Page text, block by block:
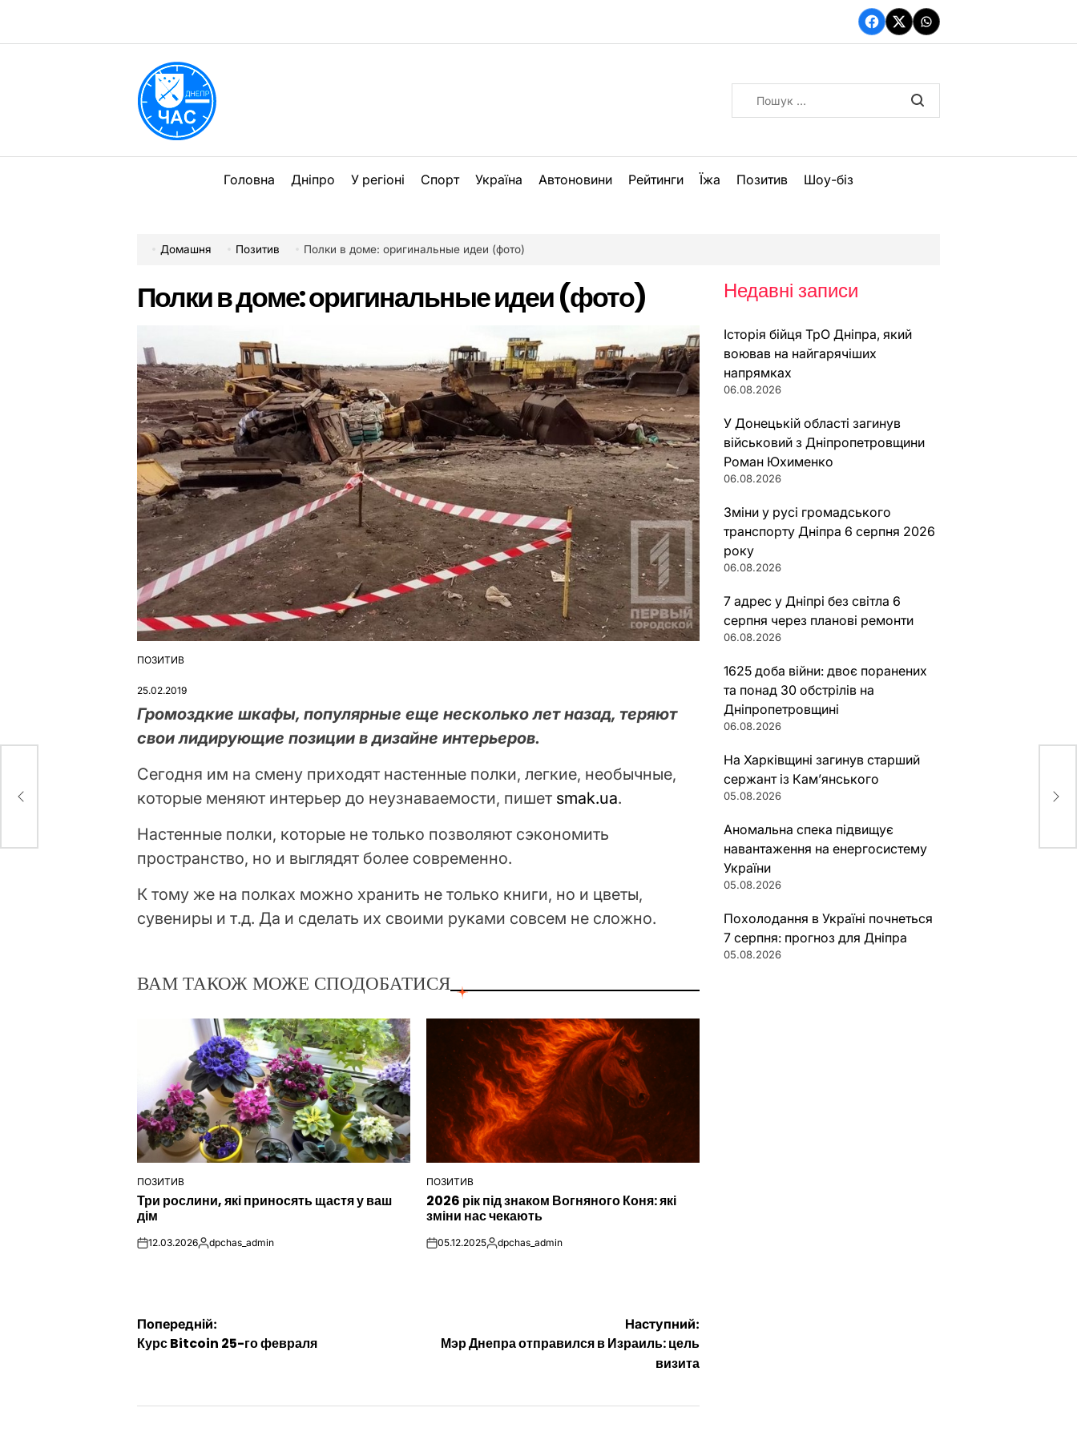
вмісту
Facebook
TwitterWhatsApp
Головна Дніпро У регіоні Спорт Україна Автоновини Рейтинги Їжа Позитив Шоу-біз
Домашня Позитив Полки в доме: оригинальные идеи (фото)
Полки в доме: оригинальные идеи (фото)
ОПУБЛІКУВАТИ
ПОЗИТИВ
25.02.2019
Громоздкие шкафы, популярные еще несколько лет назад, теряют
свои лидирующие позиции в дизайне интерьеров.
Сегодня им на смену приходят настенные полки, легкие, необычные,
которые меняют интерьер до неузнаваемости, пишет smak.ua.
Настенные полки, которые не только позволяют сэкономить
пространство, но и выглядят более современно.
К тому же на полках можно хранить не только книги, но и цветы,
сувениры и т.д. Да и сделать их своими руками совсем не сложно.
ВАМ ТАКОЖ МОЖЕ СПОДОБАТИСЯ
ОПУБЛІКУВАТИ
ПОЗИТИВ
Три рослини, які приносять щастя у ваш
дім
on12.03.2026Опубліковано
dpchas_admin
ОПУБЛІКУВАТИ
У
ПОЗИТИВ
2026 рік під знаком Вогняного Коня: які
зміни нас чекають
on05.12.2025Опубліковано
dpchas_admin
Навігація
Попередній:
Курс Bitcoin 25-го февраля
Наступний:
Мэр Днепра отправился в Израиль: цель
визита
Недавні записи
Історія бійця ТрО Дніпра, який
воював на найгарячіших
напрямках
06.08.2026
У Донецькій області загинув
військовий з Дніпропетровщини
Роман Юхименко
06.08.2026
Зміни у русі громадського
транспорту Дніпра 6 серпня 2026
року
06.08.2026
7 адрес у Дніпрі без світла 6
серпня через планові ремонти
06.08.2026
1625 доба війни: двоє поранених
та понад 30 обстрілів на
Дніпропетровщині
06.08.2026
На Харківщині загинув старший
сержант із Кам’янського
05.08.2026
Аномальна спека підвищує
навантаження на енергосистему
України
05.08.2026
Похолодання в Україні почнеться
7 серпня: прогноз для Дніпра
05.08.2026